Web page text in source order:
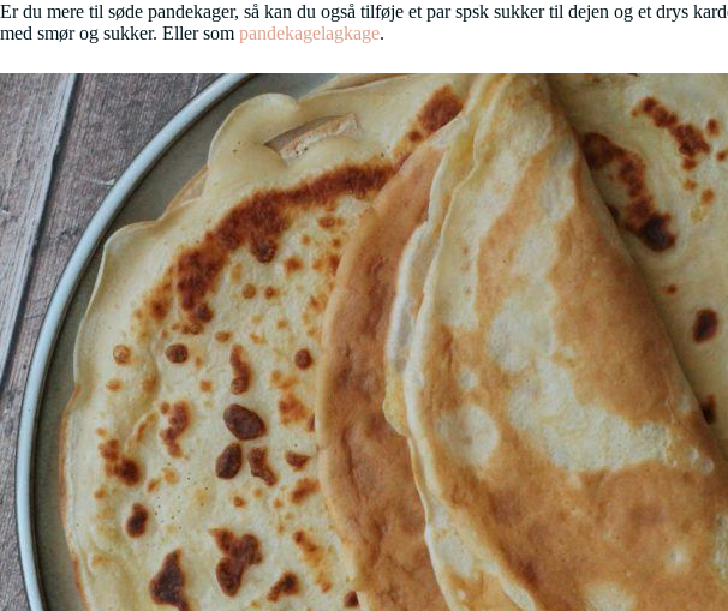
Er du mere til søde pandekager, så kan du også tilføje et par spsk sukker til dejen og et drys
med smør og sukker. Eller som pandekagelagkage.